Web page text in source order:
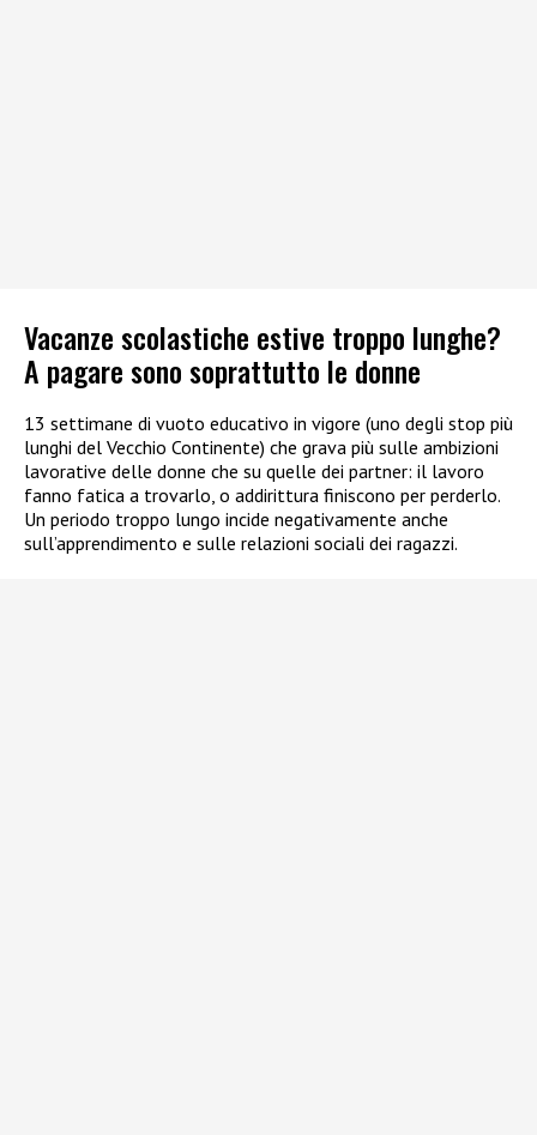
Vacanze scolastiche estive troppo lunghe?
A pagare sono soprattutto le donne
13 settimane di vuoto educativo in vigore (uno degli stop più
lunghi del Vecchio Continente) che grava più sulle ambizioni
lavorative delle donne che su quelle dei partner: il lavoro
fanno fatica a trovarlo, o addirittura finiscono per perderlo.
Un periodo troppo lungo incide negativamente anche
sull’apprendimento e sulle relazioni sociali dei ragazzi.